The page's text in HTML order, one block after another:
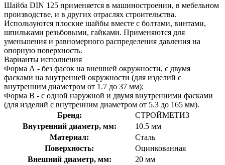
Шайба DIN 125 применяется в машиностроении, в мебельном
производстве, и в других отраслях строительства.
Используются плоские шайбы вместе с болтами, винтами,
шпильками резьбовыми, гайками. Применяются для
уменьшения и равномерного распределения давления на
опорную поверхность.
Варианты исполнения
Форма А - без фасок на внешней окружности, с двумя
фасками на внутренней окружности (для изделий с
внутренним диаметром от 1.7 до 37 мм);
Форма В - с одной наружной и двумя внутренними фасками
(для изделий с внутренним диаметром от 5.3 до 165 мм).
Бренд:
СТРОЙМЕТИЗ
Внутренний диаметр, мм:
10.5 мм
Материал:
Сталь
Поверхность:
Оцинкованная
Внешний диаметр, мм:
20 мм